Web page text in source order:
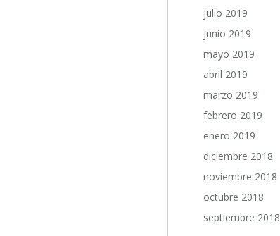
julio 2019
junio 2019
mayo 2019
abril 2019
marzo 2019
febrero 2019
enero 2019
diciembre 2018
noviembre 2018
octubre 2018
septiembre 2018